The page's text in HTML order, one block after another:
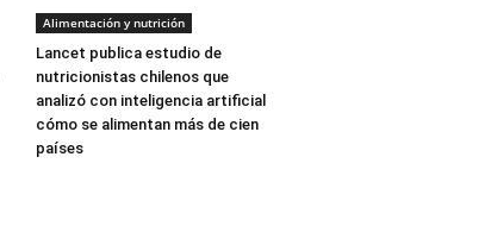
Alimentación y nutrición
Lancet publica estudio de
nutricionistas chilenos que
analizó con inteligencia artificial
cómo se alimentan más de cien
países